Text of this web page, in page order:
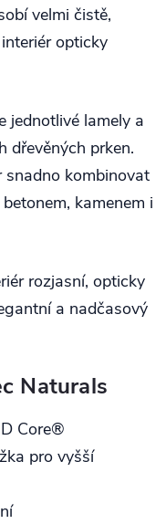
velmi čistě,
opticky
jednotlivé lamely a
dřevěných prken.
snadno kombinovat
kamenem i
rozjasní, opticky
a nadčasový
Naturals
Core®
pro vyšší